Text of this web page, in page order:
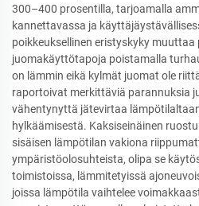
300–400 prosentilla, tarjoamalla
kannettavassa ja
poikkeuksellinen eristyskyky muuttaa
juomakäyttötapoja poistamalla
on lämmin eikä kylmät juomat ole
raportoivat merkittäviä parannuksia
vähentynyttä jätevirtaa
hylkäämisestä. Kaksiseinäinen
sisäisen lämpötilan vakiona
ympäristöolosuhteista, olipa se
toimistoissa, lämmitetyissä
joissa lämpötila vaihtelee